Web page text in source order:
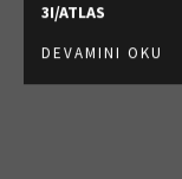
3I/ATLAS
DEVAMINI OKU